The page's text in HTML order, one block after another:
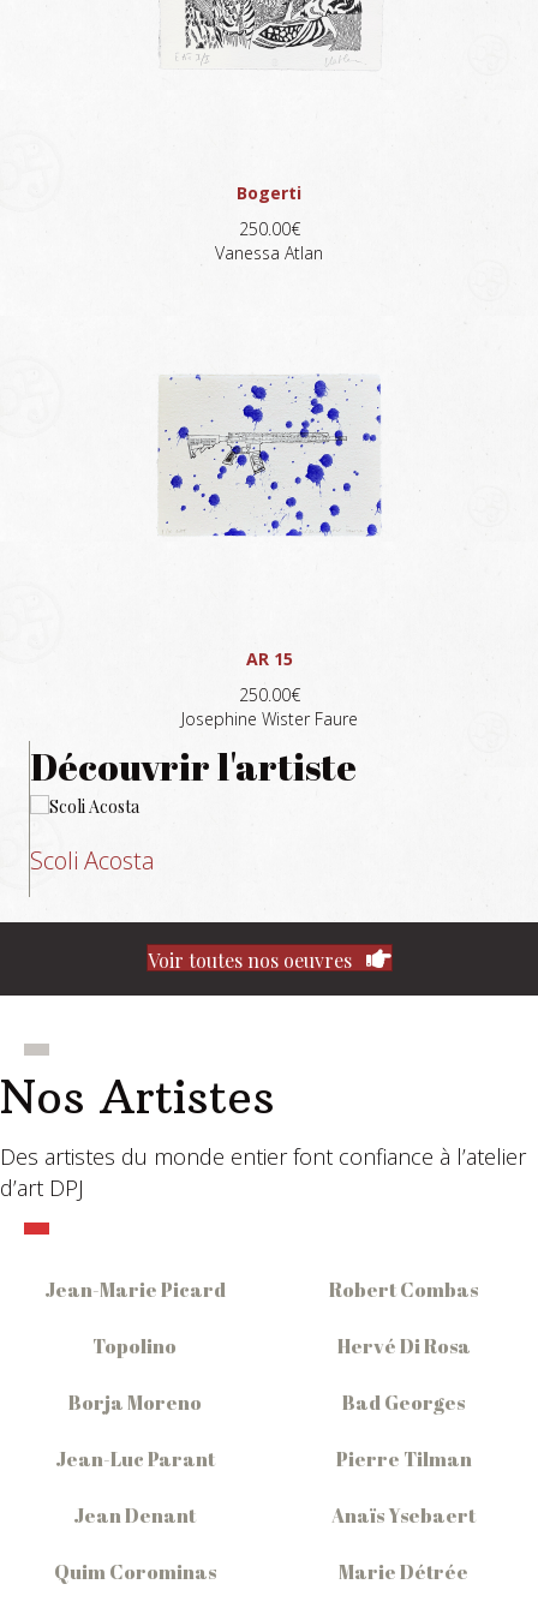
Bogerti
250.00€
Vanessa Atlan
AR 15
250.00€
Josephine Wister Faure
Découvrir l'artiste
Scoli Acosta
Voir toutes nos oeuvres
Nos Artistes
Des artistes du monde entier font confiance à l’atelier
d’art DPJ
Jean-Marie Picard Robert Combas
Topolino Hervé Di Rosa
Borja Moreno Bad Georges
Jean-Luc Parant Pierre Tilman
Jean Denant Anaïs Ysebaert
Quim Corominas Marie Détrée